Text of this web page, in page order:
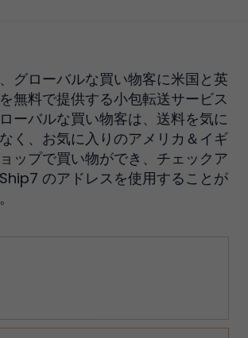
グローバルな買い物客に米国と英
無料で提供する小包転送サービス
ーバルな買い物客は、送料を気に
く、お気に入りのアメリカ＆イギ
ップで買い物ができ、チェックア
のアドレスを使用することが